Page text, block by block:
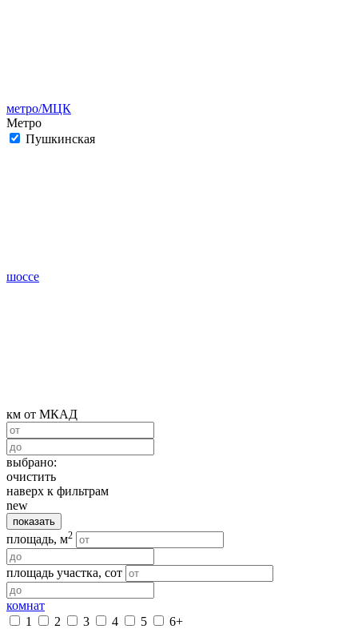
метро/МЦК
Метро
Пушкинская
шоссе
км от МКАД
выбрано:
очистить
наверх к фильтрам
new
показать
площадь, м2
площадь участка, сот
комнат
1
2 3 4 5
6+